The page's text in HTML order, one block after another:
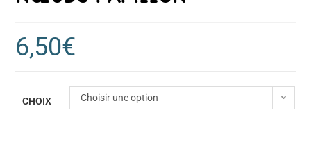
6,50€
CHOIX Choisir une option